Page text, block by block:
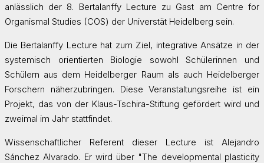
anlässlich der 8. Bertalanffy Lecture zu Gast am Centre for
Organismal Studies (COS) der Universtät Heidelberg sein.
Die Bertalanffy Lecture hat zum Ziel, integrative Ansätze in der
systemisch orientierten Biologie sowohl Schülerinnen und
Schülern aus dem Heidelberger Raum als auch Heidelberger
Forschern näherzubringen. Diese Veranstaltungsreihe ist ein
Projekt, das von der Klaus-Tschira-Stiftung gefördert wird und
zweimal im Jahr stattfindet.
Wissenschaftlicher Referent dieser Lecture ist Alejandro
Sánchez Alvarado. Er wird über "The developmental plasticity